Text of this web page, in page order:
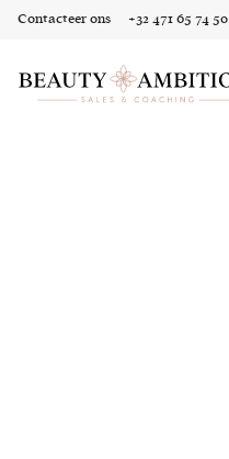
Contacteer ons +32 471 65 74 50